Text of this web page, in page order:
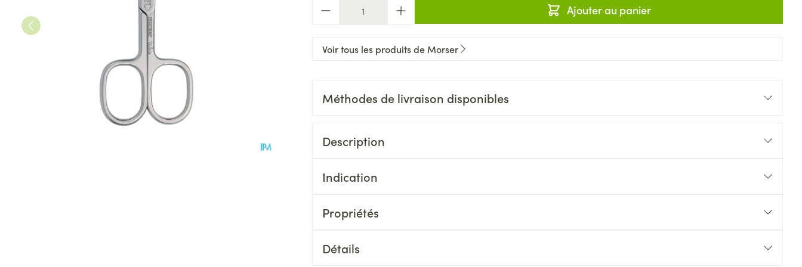
Ajouter au panier
Voir tous les produits de Morser
Méthodes de livraison disponibles
Description
Indication
Propriétés
Détails